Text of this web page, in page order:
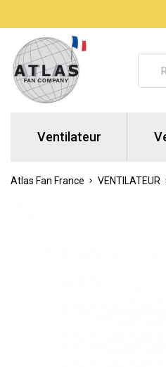
Ventilateur
Atlas Fan France VENTILATEUR